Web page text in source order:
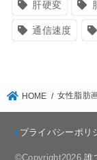
肝硬変
通信速度
HOME 女性脂肪
プライバシーポリ
©Copyright2026誰